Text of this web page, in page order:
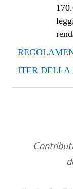
ITER DELLA